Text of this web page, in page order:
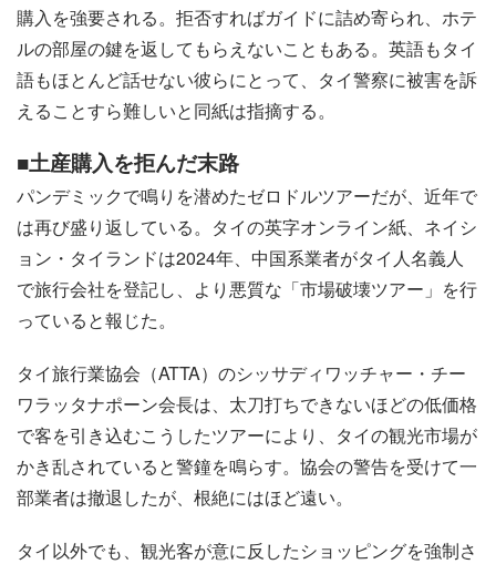
購入を強要される。拒否すればガイドに詰め寄られ、ホテ
ルの部屋の鍵を返してもらえないこともある。英語もタイ
語もほとんど話せない彼らにとって、タイ警察に被害を訴
えることすら難しいと同紙は指摘する。
■土産購入を拒んだ末路
パンデミックで鳴りを潜めたゼロドルツアーだが、近年で
は再び盛り返している。タイの英字オンライン紙、ネイシ
ョン・タイランドは2024年、中国系業者がタイ人名義人
で旅行会社を登記し、より悪質な「市場破壊ツアー」を行
っていると報じた。
タイ旅行業協会（ATTA）のシッサディワッチャー・チー
ワラッタナポーン会長は、太刀打ちできないほどの低価格
で客を引き込むこうしたツアーにより、タイの観光市場が
かき乱されていると警鐘を鳴らす。協会の警告を受けて一
部業者は撤退したが、根絶にはほど遠い。
タイ以外でも、観光客が意に反したショッピングを強制さ